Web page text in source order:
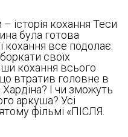
історія кохання Теси
була готова
кохання все подолає.
своїх
кохання всього
втратив головне в
І чи зможуть
аркуша? Усі
фільмі «ПІСЛЯ.